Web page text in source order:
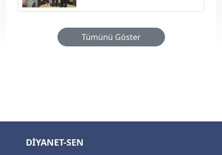
Tümünü Göster
DİYANET-SEN